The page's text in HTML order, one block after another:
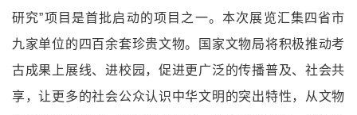
研究”项目是首批启动的项目之一。本次展览汇集四省市
九家单位的四百余套珍贵文物。国家文物局将积极推动考
古成果上展线、进校园，促进更广泛的传播普及、社会共
享，让更多的社会公众认识中华文明的突出特性，从文物